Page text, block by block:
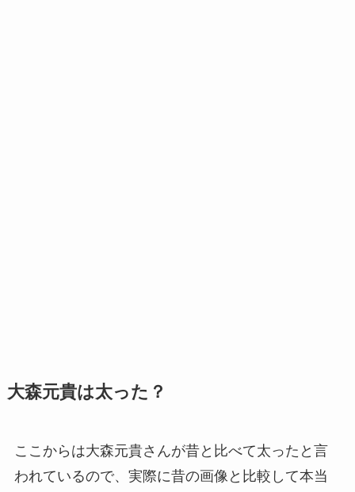
大森元貴は太った？
ここからは大森元貴さんが昔と比べて太ったと言
われているので、実際に昔の画像と比較して本当